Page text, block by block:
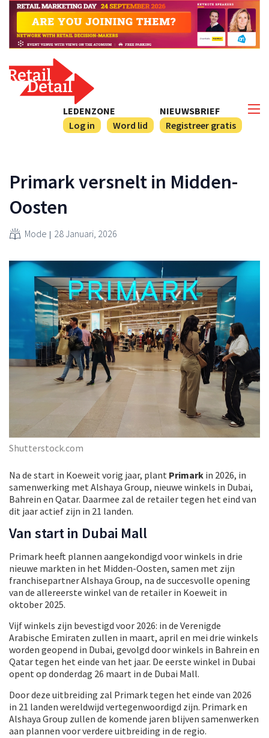
NIEUWSBRIEF
Registreer gratis
LEDENZONE
Log in
Word lid
Primark versnelt in Midden-
Oosten
Mode 28 Januari, 2026
Shutterstock.com
Na de start in Koeweit vorig jaar, plant Primark in 2026, in
samenwerking met Alshaya Group, nieuwe winkels in Dubai,
Bahrein en Qatar. Daarmee zal de retailer tegen het eind van
dit jaar actief zijn in 21 landen.
Van start in Dubai Mall
Primark heeft plannen aangekondigd voor winkels in drie
nieuwe markten in het Midden-Oosten, samen met zijn
franchisepartner Alshaya Group, na de succesvolle opening
van de allereerste winkel van de retailer in Koeweit in
oktober 2025.
Vijf winkels zijn bevestigd voor 2026: in de Verenigde
Arabische Emiraten zullen in maart, april en mei drie winkels
worden geopend in Dubai, gevolgd door winkels in Bahrein en
Qatar tegen het einde van het jaar. De eerste winkel in Dubai
opent op donderdag 26 maart in de Dubai Mall.
Door deze uitbreiding zal Primark tegen het einde van 2026
in 21 landen wereldwijd vertegenwoordigd zijn. Primark en
Alshaya Group zullen de komende jaren blijven samenwerken
aan plannen voor verdere uitbreiding in de regio.